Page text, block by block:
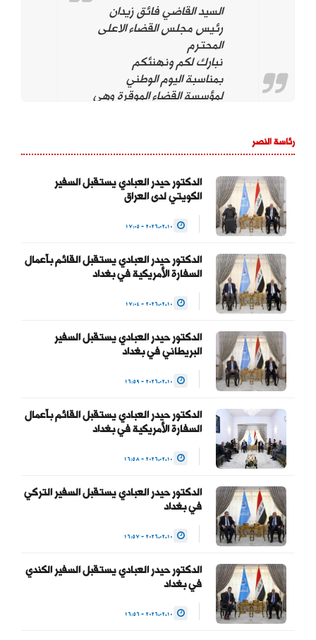
السيد القاضي فائق زيدان
رئيس مجلس القضاء الاعلى
المحترم
نبارك لكم ونهنئكم
بمناسبة اليوم الوطني
لمؤسسة القضاء الموقرة وهي
المواطنين وحماية التجربة
الديمقراطية والتداول السلمي
للسلطة والحفاظ على…
العبادي
(@HaiderAlAbadi)
January 23, 2026
رئاسة النصر
الدكتور حيدر العبادي يستقبل السفير
الكويتي لدى العراق
الدكتور حيدر العبادي يستقبل القائم بأعمال
السفارة الأمريكية في بغداد
الدكتور حيدر العبادي يستقبل السفير
البريطاني في بغداد
الدكتور حيدر العبادي يستقبل القائم بأعمال
السفارة الأمريكية في بغداد
الدكتور حيدر العبادي يستقبل السفير التركي
في بغداد
الدكتور حيدر العبادي يستقبل السفير الكندي
في بغداد